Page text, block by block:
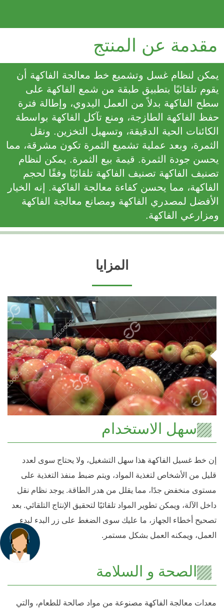
مقدمة عن المنتج
يمكن لنظام غسل وتشميع خط معالجة الفاكهة أن
يقوم تلقائيًا بتطبيق طبقة من شمع الفاكهة على
سطح الفاكهة بدلاً من العمل اليدوي، وإطالة فترة
حفظ الفاكهة الطازجة، ومنع تآكل الفاكهة بواسطة
الكائنات الحية الدقيقة، وتسهيل التخزين. ونقل
الثمرة، وبعد عملية تشميع الثمرة تكون مشرقة، مما
يحسن جودة الثمرة. قيمة بيع الثمرة. يمكن لنظام
تصنيف الفاكهة تصنيف الفاكهة تلقائيًا وفقًا لحجم
الفاكهة، مما يحسن كفاءة معالجة الفاكهة. إنه الخيار
الأفضل لمصدري الفاكهة ومصانع معالجة الفاكهة
ومزارعي الفاكهة.
المزايا
سهل الاستخدام
إن خط غسيل الفاكهة هذا سهل التشغيل، ولا يحتاج سوى لعدد
قليل من الأشخاص لتغذية المواد، ويتم ضبط منفذ التغذية على
مستوى منخفض جدًا، مما يقلل من هدر الطاقة. يوجد نظام نقل
داخل الآلة، ويمكن تطوير المواد تلقائيًا لتحقيق الإنتاج التلقائي. بعد
تصحيح أخطاء الجهاز، ما عليك سوى الضغط على زر البدء لبدء
العمل، ويمكنه العمل بشكل مستمر.
الصحة و السلامة
معدات معالجة الفاكهة مصنوعة من مواد صالحة للطعام، والتي